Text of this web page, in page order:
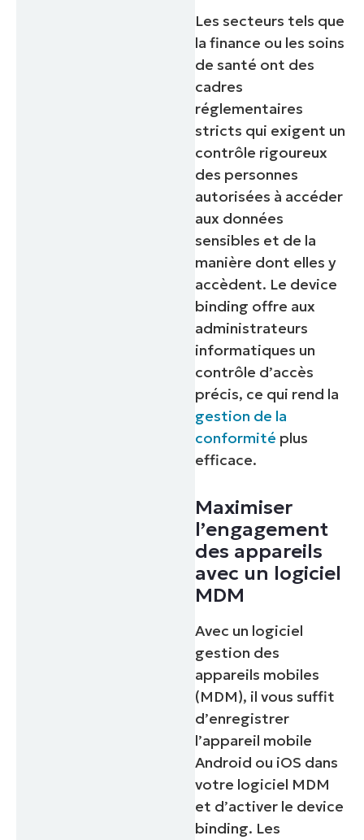
Les secteurs tels que
la finance ou les soins
de santé ont des
cadres
réglementaires
stricts qui exigent un
contrôle rigoureux
des personnes
autorisées à accéder
aux données
sensibles et de la
manière dont elles y
accèdent. Le device
binding offre aux
administrateurs
informatiques un
contrôle d’accès
précis, ce qui rend la
gestion de la
conformité plus
efficace.
Maximiser
l’engagement
des appareils
avec un logiciel
MDM
Avec un logiciel
gestion des
appareils mobiles
(MDM), il vous suffit
d’enregistrer
l’appareil mobile
Android ou iOS dans
votre logiciel MDM
et d’activer le device
binding. Les